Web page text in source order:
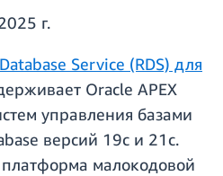
г.
Service (RDS) для
Oracle APEX
управления базами
версий 19c и 21c.
малокодовой